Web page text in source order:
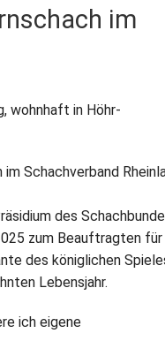
im
wohnhaft in Höhr-
Schachverband
des
zum Beauftragten für
des königlichen
Lebensjahr.
ich eigene